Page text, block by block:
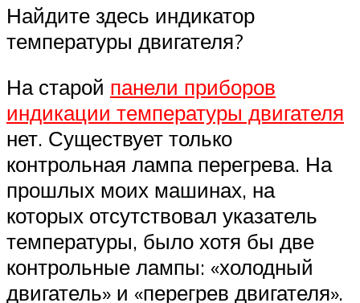
Найдите здесь индикатор
температуры двигателя?
На старой панели приборов
индикации температуры двигателя
нет. Существует только
контрольная лампа перегрева. На
прошлых моих машинах, на
которых отсутствовал указатель
температуры, было хотя бы две
контрольные лампы: «холодный
двигатель» и «перегрев двигателя».